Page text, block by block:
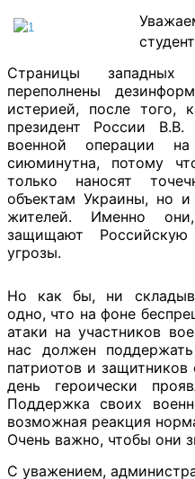
Страницы
переполнены
истерией, после того,
президент России
военной операции
сиюминутна, потому
только наносят
объектам Украины, но
жителей. Именно
защищают
угрозы.
Но как бы, ни
одно, что на фоне
атаки на участников
нас должен
патриотов и
день героически
Поддержка своих
возможная реакция
Очень важно, чтобы они
С уважением,